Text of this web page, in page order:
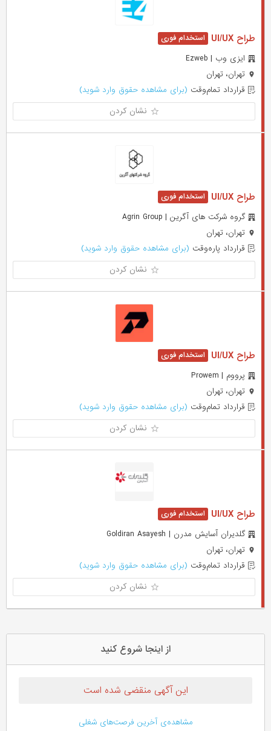
طراح UI/UX
ایزی وب | Ezweb
تهران، تهران
قرارداد تمام‌وقت (برای مشاهده حقوق وارد شوید)
نشان کردن
طراح UI/UX
گروه شرکت های آگرین | Agrin Group
تهران، تهران
قرارداد پاره‌وقت (برای مشاهده حقوق وارد شوید)
نشان کردن
طراح UI/UX
پرووم | Prowem
تهران، تهران
قرارداد تمام‌وقت (برای مشاهده حقوق وارد شوید)
نشان کردن
طراح UI/UX
گلدیران آسایش مدرن | Goldiran Asayesh
تهران، تهران
قرارداد تمام‌وقت (برای مشاهده حقوق وارد شوید)
نشان کردن
از اینجا شروع کنید
این آگهی منقضی شده است
مشاهده‌ی آخرین فرصت‌های شغلی